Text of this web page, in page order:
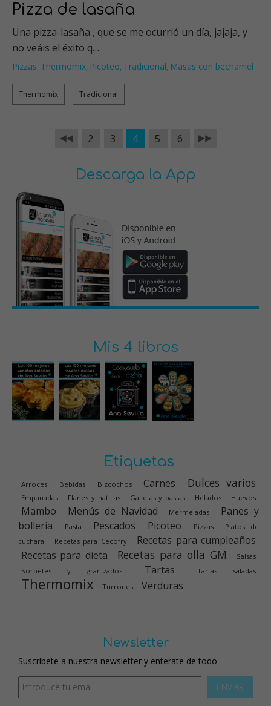
Pizza de lasaña
Una pizza-lasaña , que se me ocurrió un día, jajaja, y
no veáis el éxito q…
Pizzas, Thermomix, Picoteo, Tradicional, Masas con bechamel
Thermomix Tradicional
2 3 4 5 6
Descarga la App
Mis 4 libros
Etiquetas
Arroces Bebidas Bizcochos Carnes Dulces varios
Empanadas Flanes y natillas Galletas y pastas Helados Huevos
Mambo Menús de Navidad Mermeladas
Panes y
bolleria
Pasta Pescados Picoteo Pizzas
Platos de
cuchara
Recetas para Cecofry
Recetas para cumpleaños
Recetas para dieta
Recetas para olla GM
Salsas
Sorbetes y granizados
Tartas Tartas saladas
Thermomix Turrones Verduras
Newsletter
Suscríbete a nuestra newsletter y enterate de todo
ENVIAR